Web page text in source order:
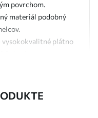
povrchom.
materiál podobný
vysokokvalitné plátno